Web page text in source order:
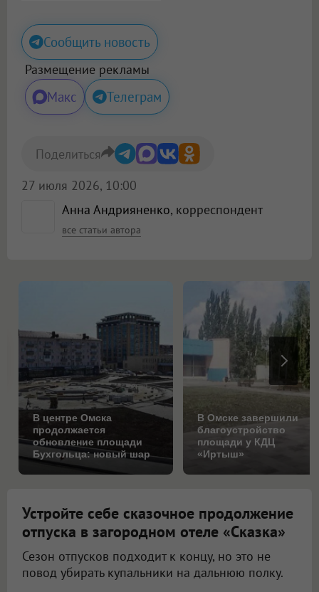
Сообщить новость
Размещение рекламы
Макс Телеграм
Анна Андрияненко, корреспондент
все статьи автора
27 июля 2026, 10:00
Поделиться
В центре Омска
продолжается
обновление площади
Бухгольца: новый шар
уже на подходе
В Омске завершили
благоустройство
площади у КДЦ
«Иртыш»
Устройте себе сказочное продолжение
отпуска в загородном отеле «Сказка»
Сезон отпусков подходит к концу, но это не
повод убирать купальники на дальнюю полку.